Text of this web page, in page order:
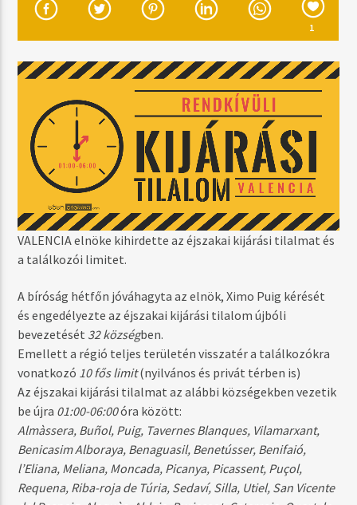
RE-REWIND (THE CROWD SAY BO SELECTA)
ARTFUL DODGER FT. CRAIG DAVID
MŰSOR ADÁSBAN
DAYTIME
06:00 17:59
Radio Brand
1
VALENCIA elnöke kihirdette az éjszakai kijárási tilalmat és
a találkozói limitet.
A bíróság hétfőn jóváhagyta az elnök, Ximo Puig kérését
és engedélyezte az éjszakai kijárási tilalom újbóli
bevezetését 32 községben.
Emellett a régió teljes területén visszatér a találkozókra
vonatkozó 10 fős limit(nyilvános és privát térben is)
Az éjszakai kijárási tilalmat az alábbi községekben vezetik
be újra 01:00-06:00óra között:
Almàssera, Buñol, Puig, Tavernes Blanques, Vilamarxant,
Benicasim Alboraya, Benaguasil, Benetússer, Benifaió,
l’Eliana, Meliana, Moncada, Picanya, Picassent, Puçol,
Requena, Riba-roja de Túria, Sedaví, Silla, Utiel, San Vicente